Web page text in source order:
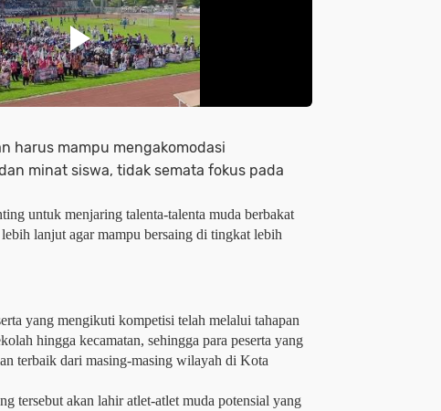
harus mampu mengakomodasi
minat siswa, tidak semata fokus pada
untuk menjaring talenta-talenta muda berbakat
lanjut agar mampu bersaing di tingkat lebih
yang mengikuti kompetisi telah melalui tahapan
hingga kecamatan, sehingga para peserta yang
terbaik dari masing-masing wilayah di Kota
tersebut akan lahir atlet-atlet muda potensial yang